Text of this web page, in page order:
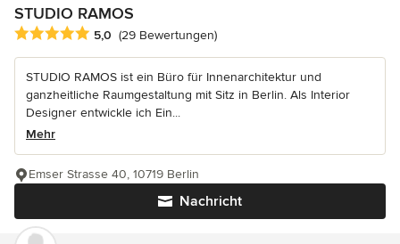
STUDIO RAMOS
Durchschnittliche Bewertung: 5 von 5 Sternen
5,0 (29 Bewertungen)
STUDIO RAMOS ist ein Büro für Innenarchitektur und
ganzheitliche Raumgestaltung mit Sitz in Berlin. Als Interior
Designer entwickle ich Ein...
Mehr
Nachricht
Emser Strasse 40, 10719 Berlin